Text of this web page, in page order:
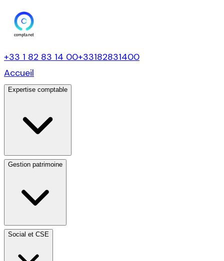
+33 1 82 83 14 00+33182831400
Accueil
Expertise comptable
Gestion patrimoine
Social et CSE